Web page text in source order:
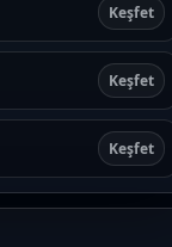
Keşfet
Keşfet
Keşfet